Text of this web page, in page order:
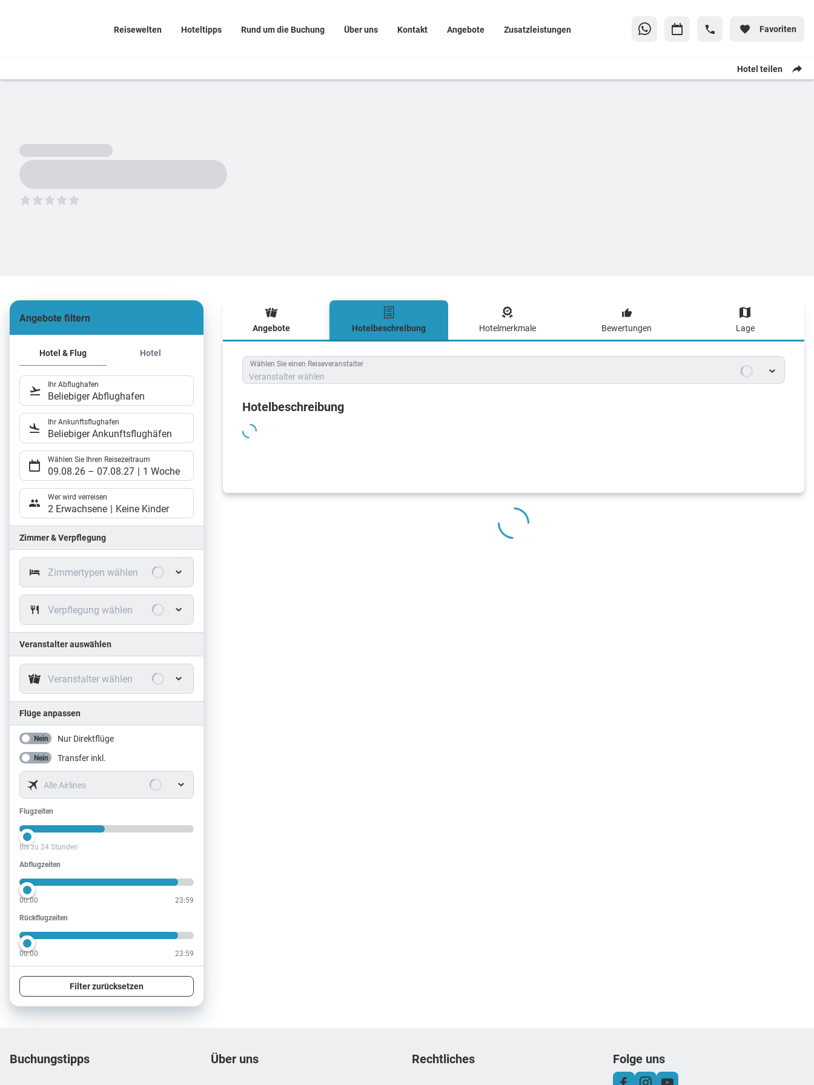
Reisewelten Hoteltipps Rund um die Buchung Über uns Kontakt Angebote Zusatzleistungen Favoriten
Hotel teilen
5
Angebote filtern
Hotel & Flug Hotel
Ihr Abflughafen
Beliebiger Abflughafen
Ihr Ankunftsflughafen
Beliebiger Ankunftsflughäfen
Wählen Sie Ihren Reisezeitraum
09.08.26 – 07.08.27 1 Woche
Wer wird verreisen
2 Erwachsene Keine Kinder
Zimmer & Verpflegung
Zimmertypen wählen
Verpflegung wählen
Veranstalter auswählen
Veranstalter wählen
Flüge anpassen
Nein Nur Direktflüge
Nein Transfer inkl.
Alle Airlines
Flugzeiten
Flugzeiten
Bis zu 24 Stunden
Abflugzeiten
Abflugzeiten
00:00 23:59
Rückflugzeiten
Rückflugzeiten
00:00 23:59
Filter zurücksetzen
Angebote Hotelbeschreibung Hotelmerkmale Bewertungen Lage
Hotelbeschreibung
Wählen Sie einen Reiseveranstalter
Veranstalter wählen
Hotelbeschreibung
Footer navigation
Buchungstipps Über uns Rechtliches Folge uns